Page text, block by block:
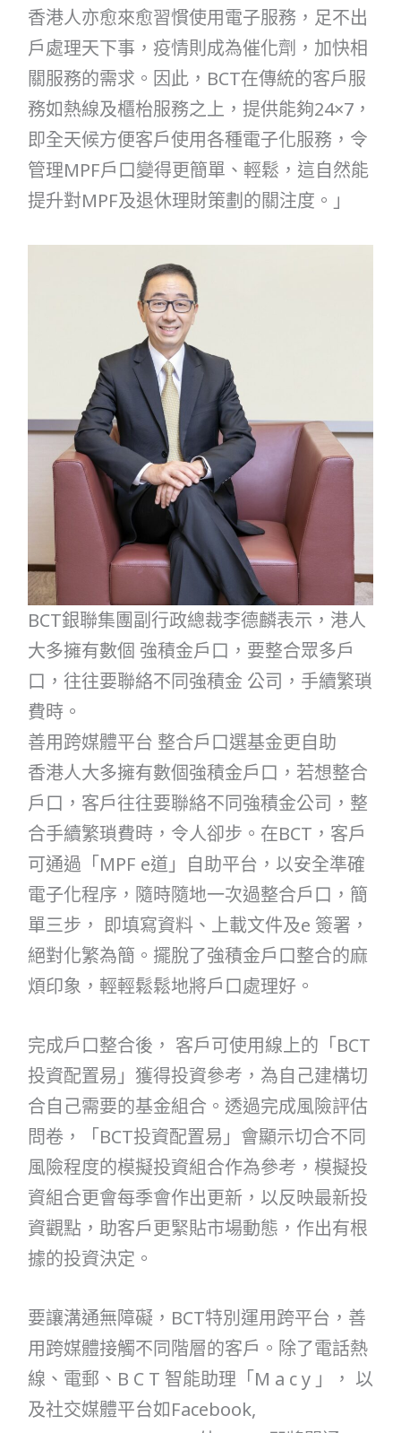
香港人亦愈來愈習慣使用電子服務，足不出
戶處理天下事，疫情則成為催化劑，加快相
關服務的需求。因此，BCT在傳統的客戶服
務如熱線及櫃枱服務之上，提供能夠24×7，
即全天候方便客戶使用各種電子化服務，令
管理MPF戶口變得更簡單、輕鬆，這自然能
提升對MPF及退休理財策劃的關注度。」
BCT銀聯集團副行政總裁李德麟表示，港人
大多擁有數個 強積金戶口，要整合眾多戶
口，往往要聯絡不同強積金 公司，手續繁瑣
費時。
善用跨媒體平台 整合戶口選基金更自助
香港人大多擁有數個強積金戶口，若想整合
戶口，客戶往往要聯絡不同強積金公司，整
合手續繁瑣費時，令人卻步。在BCT，客戶
可通過「MPF e道」自助平台，以安全準確
電子化程序，隨時隨地一次過整合戶口，簡
單三步， 即填寫資料、上載文件及e 簽署，
絕對化繁為簡。擺脫了強積金戶口整合的麻
煩印象，輕輕鬆鬆地將戶口處理好。
完成戶口整合後， 客戶可使用線上的「BCT
投資配置易」獲得投資參考，為自己建構切
合自己需要的基金組合。透過完成風險評估
問卷，「BCT投資配置易」會顯示切合不同
風險程度的模擬投資組合作為參考，模擬投
資組合更會每季會作出更新，以反映最新投
資觀點，助客戶更緊貼市場動態，作出有根
據的投資決定。
要讓溝通無障礙，BCT特別運用跨平台，善
用跨媒體接觸不同階層的客戶。除了電話熱
線、電郵、B C T 智能助理「M a c y 」， 以
及社交媒體平台如Facebook,